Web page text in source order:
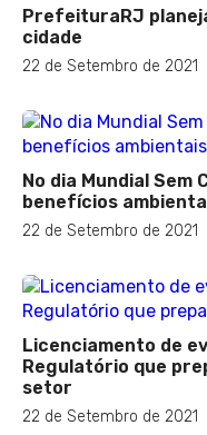
PrefeituraRJ
cidade
22 de Setembro de 2021
No dia Mundial
benefícios
22 de Setembro de 2021
Licenciamento de
Regulatório que
setor
22 de Setembro de 2021